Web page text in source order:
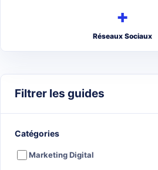
+
Réseaux Sociaux
Filtrer les guides
Catégories
Marketing Digital